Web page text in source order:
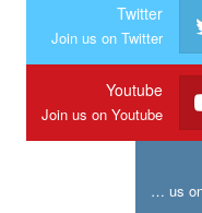
Twitter
Join us on Twitter
Youtube
Join us on Youtube
Join us on Instagram